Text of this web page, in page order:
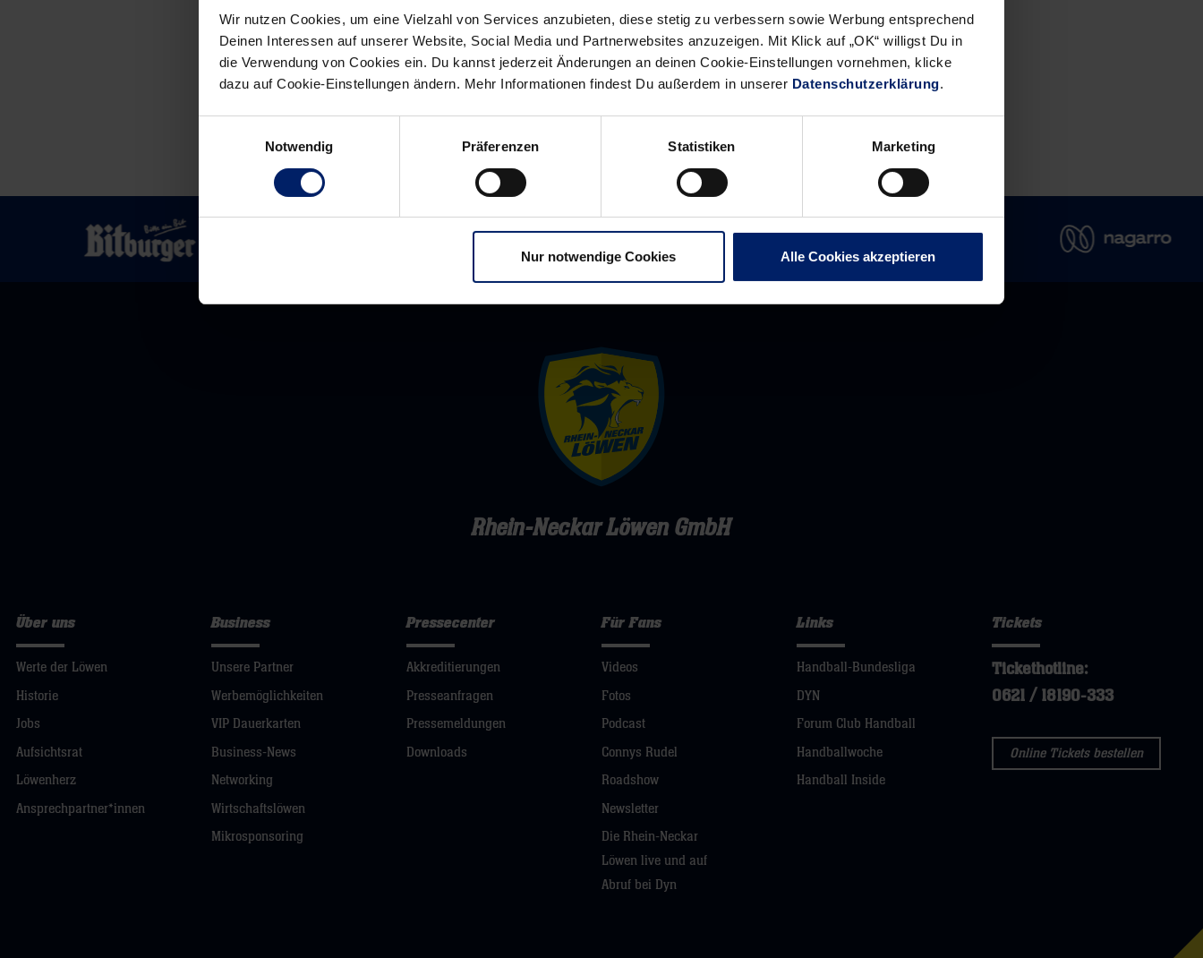
Wir nutzen Cookies, um eine Vielzahl von Services anzubieten, diese stetig zu verbessern sowie Werbung entsprechend
Deinen Interessen auf unserer Website, Social Media und Partnerwebsites anzuzeigen. Mit Klick auf „OK“ willigst Du in
die Verwendung von Cookies ein. Du kannst jederzeit Änderungen an deinen Cookie-Einstellungen vornehmen, klicke
dazu auf Cookie-Einstellungen ändern. Mehr Informationen findest Du außerdem in unserer Datenschutzerklärung.
Notwendig
Präferenzen Statistiken Marketing
Nur notwendige Cookies Alle Cookies akzeptieren
previous
News:
4.
Tag
newst
News:
werden
Rhein-Neckar Löwen GmbH
Über uns
Werte der Löwen
Historie
Jobs
Aufsichtsrat
Löwenherz
Ansprechpartner*innen
Business
Unsere Partner
Werbemöglichkeiten
VIP Dauerkarten
Business-News
Networking
Wirtschaftslöwen
Mikrosponsoring
Pressecenter
Akkreditierungen
Presseanfragen
Pressemeldungen
Downloads
Für Fans
Videos
Fotos
Podcast
Connys Rudel
Roadshow
Newsletter
Die Rhein-Neckar
Löwen live und auf
Abruf bei Dyn
Links
Handball-Bundesliga
DYN
Forum Club Handball
Handballwoche
Handball Inside
Tickets
Tickethotline:
0621 / 18190-333
Online Tickets bestellen